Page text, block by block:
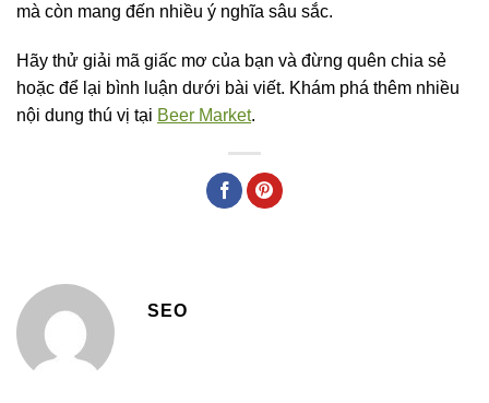
mà còn mang đến nhiều ý nghĩa sâu sắc.
Hãy thử giải mã giấc mơ của bạn và đừng quên chia sẻ
hoặc để lại bình luận dưới bài viết. Khám phá thêm nhiều
nội dung thú vị tại Beer Market.
SEO